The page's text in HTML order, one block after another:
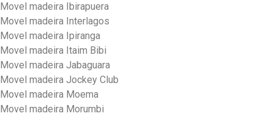
Movel madeira Ibirapuera
Movel madeira Interlagos
Movel madeira Ipiranga
Movel madeira Itaim Bibi
Movel madeira Jabaguara
Movel madeira Jockey Club
Movel madeira Moema
Movel madeira Morumbi